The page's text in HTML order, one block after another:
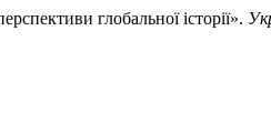
глобальної історії».